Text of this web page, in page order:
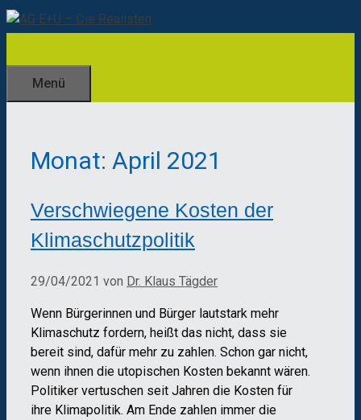
Zum
Inhalt
Menü
Monat: April 2021
Verschwiegene Kosten der
Klimaschutzpolitik
29/04/2021 von Dr. Klaus Tägder
Wenn Bürgerinnen und Bürger lautstark mehr
Klimaschutz fordern, heißt das nicht, dass sie
bereit sind, dafür mehr zu zahlen. Schon gar nicht,
wenn ihnen die utopischen Kosten bekannt wären.
Politiker vertuschen seit Jahren die Kosten für
ihre Klimapolitik. Am Ende zahlen immer die